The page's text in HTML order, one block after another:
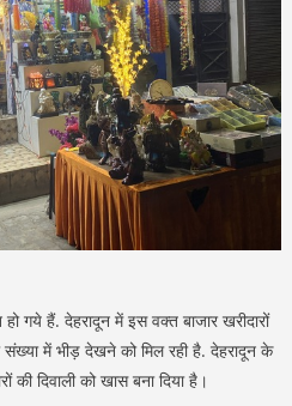
गये हैं. देहरादून में इस वक्त बाजार खरीदारों
संख्या में भीड़ देखने को मिल रही है. देहरादून के
की दिवाली को खास बना दिया है।